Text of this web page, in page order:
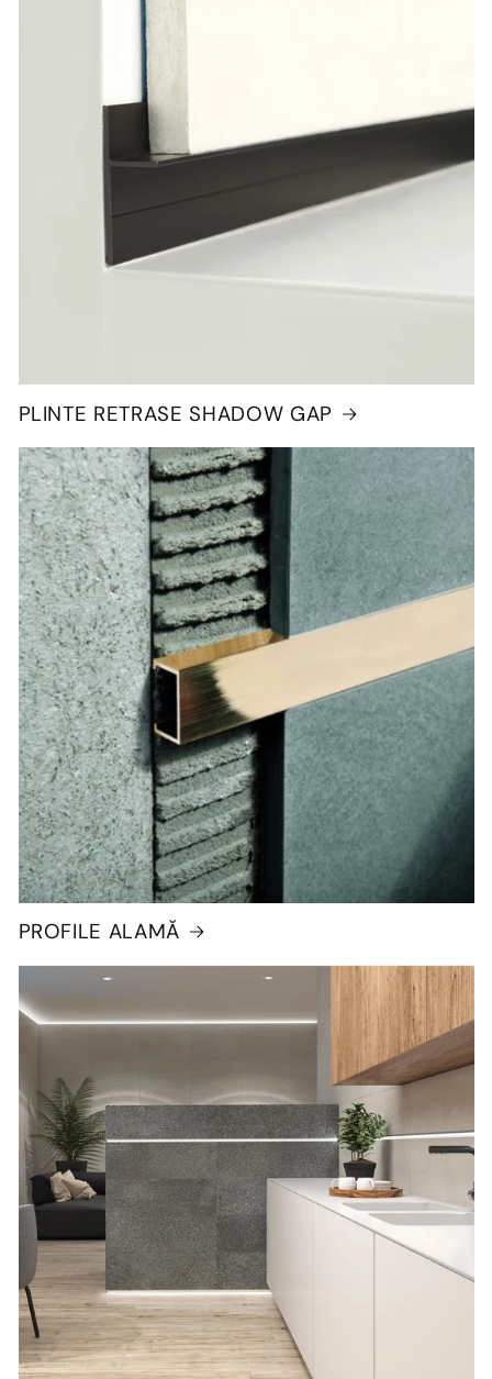
PLINTE RETRASE SHADOW GAP
PROFILE ALAMĂ